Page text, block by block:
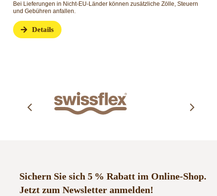
Bei Lieferungen in Nicht-EU-Länder können zusätzliche Zölle, Steuern
und Gebühren anfallen.
Details
Sichern Sie sich 5 % Rabatt im Online-Shop.
Jetzt zum Newsletter anmelden!